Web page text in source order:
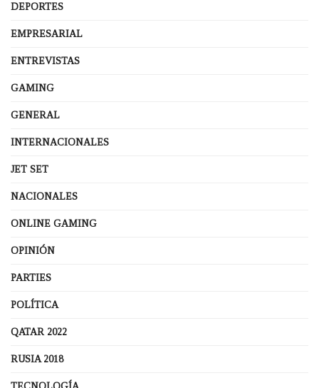
DEPORTES
EMPRESARIAL
ENTREVISTAS
GAMING
GENERAL
INTERNACIONALES
JET SET
NACIONALES
ONLINE GAMING
OPINIÓN
PARTIES
POLÍTICA
QATAR 2022
RUSIA 2018